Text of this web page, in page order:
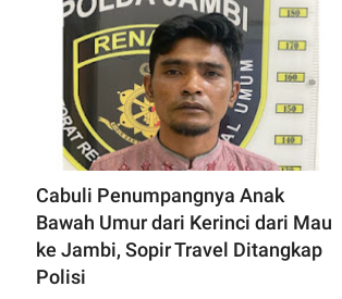
Cabuli Penumpangnya Anak
Bawah Umur dari Kerinci dari Mau
ke Jambi, Sopir Travel Ditangkap
Polisi